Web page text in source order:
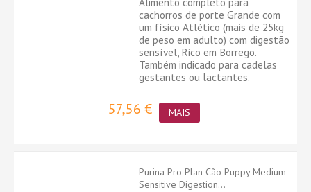
cachorros de porte Grande com
um físico Atlético (mais de 25kg
de peso em adulto) com digestão
sensível, Rico em Borrego.
Também indicado para cadelas
gestantes ou lactantes.
57,56 € MAIS
Purina Pro Plan Cão Puppy Medium
Sensitive Digestion...